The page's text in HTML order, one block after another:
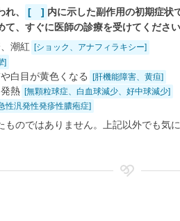
、
[ ] 内に示した副作用の初期症状
、すぐに医師の診療を受けてください
潮紅
[ショック、アナフィラキシー]
]
白目が黄色くなる [肝機能障害、黄疸]
熱 [無顆粒球症、白血球減少、好中球減少]
性汎発性発疹性膿疱症]
ものではありません。上記以外でも気